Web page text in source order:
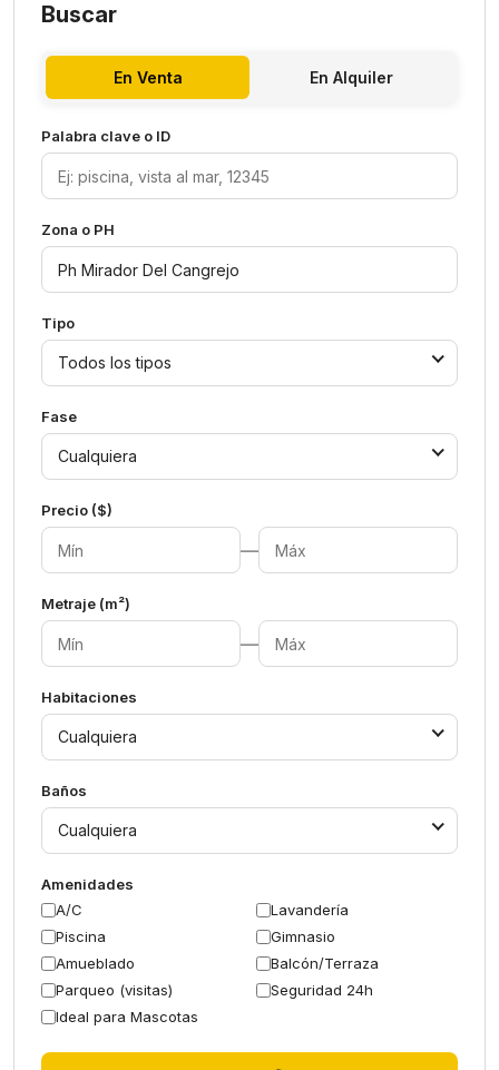
Buscar
En Venta En Alquiler
Palabra clave o ID
Zona o PH
Tipo
Todos los tipos
Fase
Cualquiera
Precio ($)
—
Metraje (m²)
—
Habitaciones
Cualquiera
Baños
Cualquiera
Amenidades
A/C
Lavandería
Piscina
Gimnasio
Amueblado
Balcón/Terraza
Parqueo (visitas)
Seguridad 24h
Ideal para Mascotas